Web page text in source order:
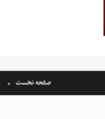
صفحه نخست